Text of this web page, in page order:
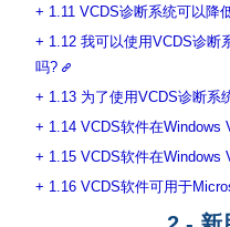
1.11 VCDS诊断系统可以降
1.12 我可以使用VCDS诊断
吗?
1.13 为了使用VCDS诊断系
1.14 VCDS软件在Windows
1.15 VCDS软件在Windows
1.16 VCDS软件可用于